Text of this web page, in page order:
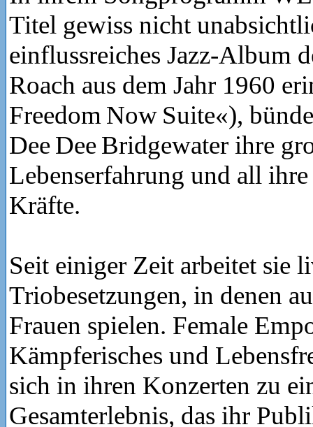
Titel gewiss nicht
einflussreiches Jazz-Album
Roach aus dem Jahr 1960
Freedom Now Suite«),
Dee Dee Bridgewater ihre
Lebenserfahrung und all
Kräfte.
Seit einiger Zeit arbeitet sie
Triobesetzungen, in denen
Frauen spielen. Female
Kämpferisches und
sich in ihren Konzerten zu
Gesamterlebnis, das ihr